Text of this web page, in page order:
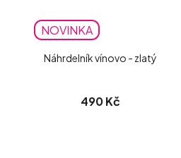
NOVINKA
Náhrdelník vínovo - zlatý
490 Kč